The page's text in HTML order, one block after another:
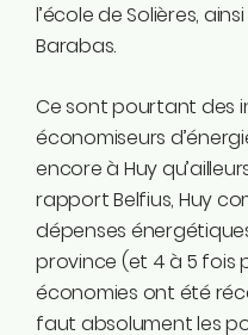
l’école de Solières,
Barabas.
Ce sont pourtant des
économiseurs
encore à Huy
rapport Belfius, Huy
dépenses
province (et 4 à 5 fois
économies ont été
faut absolument les